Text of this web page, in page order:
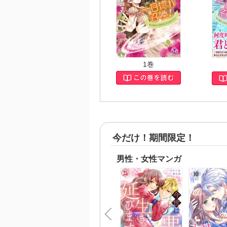
1巻
今だけ！期間限定！
男性・女性マンガ